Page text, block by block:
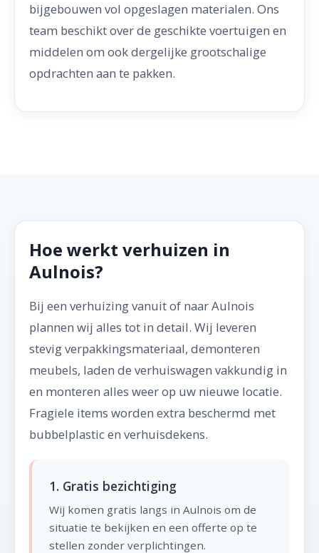
bijgebouwen vol opgeslagen materialen. Ons
team beschikt over de geschikte voertuigen en
middelen om ook dergelijke grootschalige
opdrachten aan te pakken.
Hoe werkt verhuizen in
Aulnois?
Bij een verhuizing vanuit of naar Aulnois
plannen wij alles tot in detail. Wij leveren
stevig verpakkingsmateriaal, demonteren
meubels, laden de verhuiswagen vakkundig in
en monteren alles weer op uw nieuwe locatie.
Fragiele items worden extra beschermd met
bubbelplastic en verhuisdekens.
1. Gratis bezichtiging
Wij komen gratis langs in Aulnois om de
situatie te bekijken en een offerte op te
stellen zonder verplichtingen.